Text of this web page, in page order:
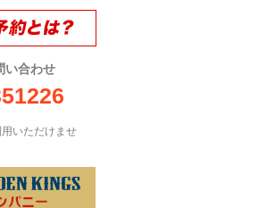
い合わせ
いただけませ